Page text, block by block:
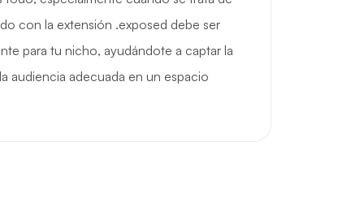
con la extensión .exposed debe ser
para tu nicho, ayudándote a captar la
audiencia adecuada en un espacio